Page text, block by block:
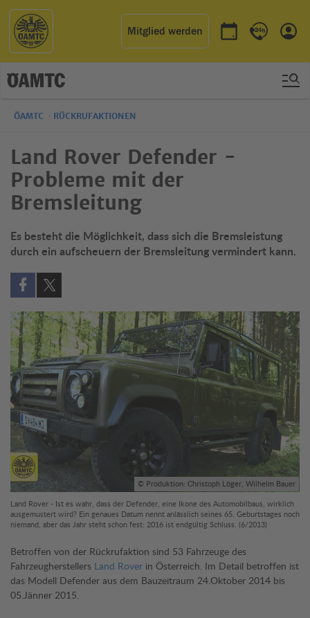
Mitglied werden
Termin buchen
Kontakt &
ÖAMTC RÜCKRUFAKTIONEN
Land Rover Defender -
Probleme mit der
Bremsleitung
Es besteht die Möglichkeit, dass sich die Bremsleistung
durch ein aufscheuern der Bremsleitung vermindert kann.
Auf Facebook teilen (öffnet in neuem Fenster)
Auf X teilen (öffnet in neuem Fenster)
© Produktion: Christoph Löger, Wilhelm Bauer
Land Rover - Ist es wahr, dass der Defender, eine Ikone des Automobilbaus, wirklich
ausgemustert wird? Ein genaues Datum nennt anlässlich seines 65. Geburtstages noch
niemand, aber das Jahr steht schon fest: 2016 ist endgültig Schluss. (6/2013)
Betroffen von der Rückrufaktion sind 53 Fahrzeuge des
Fahrzeugherstellers Land Rover in Österreich. Im Detail betroffen ist
das Modell Defender aus dem Bauzeitraum 24.Oktober 2014 bis
05.Jänner 2015.